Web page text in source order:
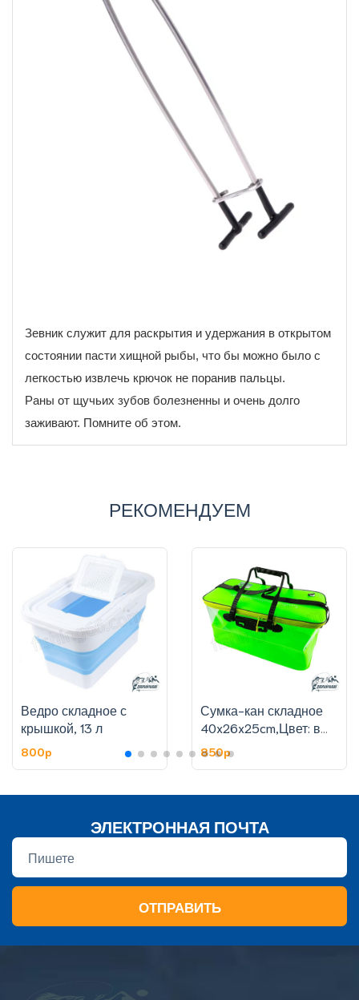
Зевник служит для раскрытия и удержания в открытом
состоянии пасти хищной рыбы, что бы можно было с
легкостью извлечь крючок не поранив пальцы.
Раны от щучьих зубов болезненны и очень долго
заживают. Помните об этом.
РЕКОМЕНДУЕМ
Ведро складное с
крышкой, 13 л
800p
Сумка-кан складное
40x26x25cm,Цвет: в
ассортименте
850p
ЭЛЕКТРОННАЯ ПОЧТА
ОТПРАВИТЬ